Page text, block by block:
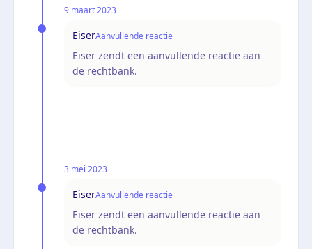
9 maart 2023
EiserAanvullende reactie
Eiser zendt een aanvullende reactie aan
de rechtbank.
3 mei 2023
EiserAanvullende reactie
Eiser zendt een aanvullende reactie aan
de rechtbank.